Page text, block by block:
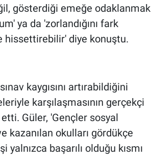
gösterdiği emeğe odaklanmak
ya da 'zorlandığını fark
hissettirebilir' diye konuştu.
kaygısını artırabildiğini
karşılaşmasının gerçekçi
Güler, 'Gençler sosyal
kazanılan okulları gördükçe
başarılı olduğu kısmı